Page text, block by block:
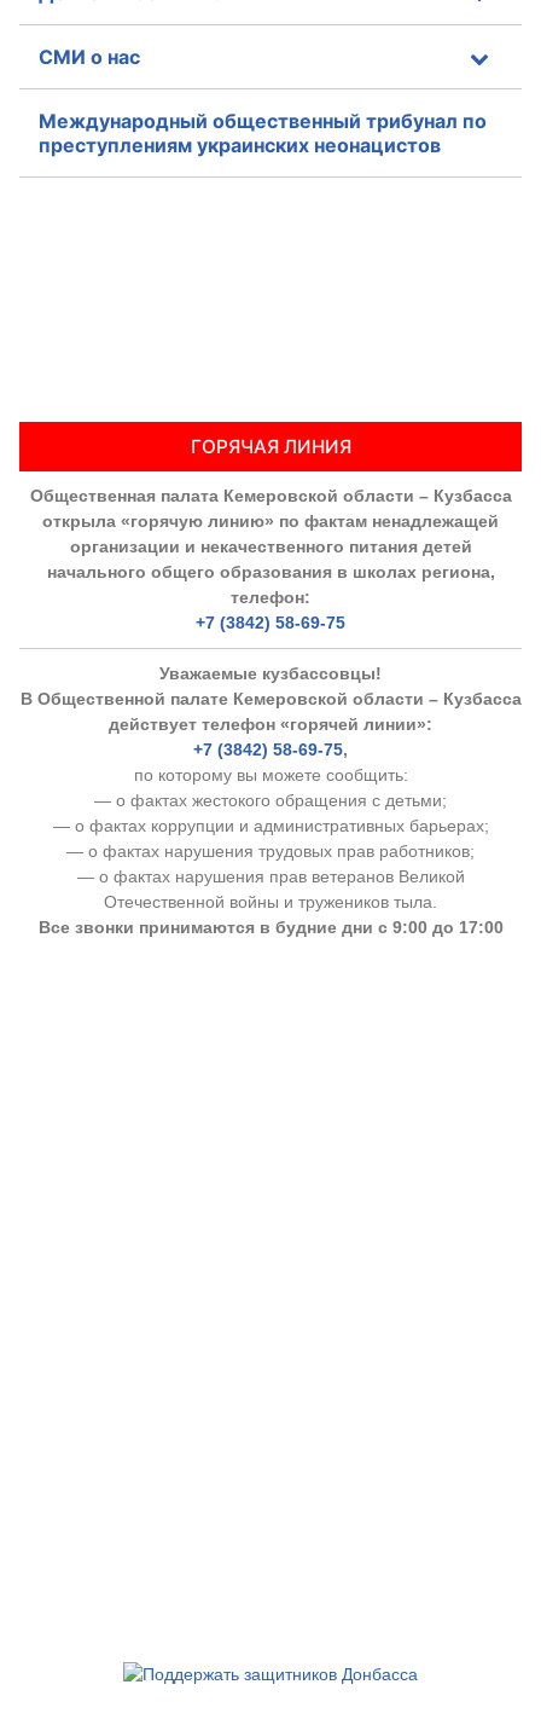
СМИ о нас
Международный общественный трибунал по
преступлениям украинских неонацистов
ГОРЯЧАЯ ЛИНИЯ
Общественная палата Кемеровской области – Кузбасса
открыла «горячую линию» по фактам ненадлежащей
организации и некачественного питания детей
начального общего образования в школах региона,
телефон:
+7 (3842) 58-69-75
Уважаемые кузбассовцы!
В Общественной палате Кемеровской области – Кузбасса
действует телефон «горячей линии»:
+7 (3842) 58-69-75,
по которому вы можете сообщить:
— о фактах жестокого обращения с детьми;
— о фактах коррупции и административных барьерах;
— о фактах нарушения трудовых прав работников;
— о фактах нарушения прав ветеранов Великой
Отечественной войны и тружеников тыла.
Все звонки принимаются в будние дни с 9:00 до 17:00